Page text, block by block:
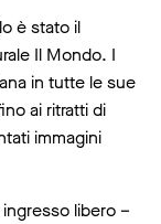
è stato il
Il Mondo. I
in tutte le sue
ai ritratti di
immagini
libero –